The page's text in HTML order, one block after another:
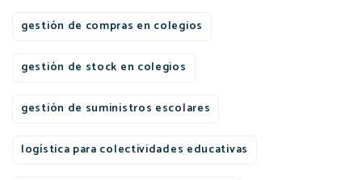
gestión de compras en colegios
gestión de stock en colegios
gestión de suministros escolares
logística para colectividades educativas